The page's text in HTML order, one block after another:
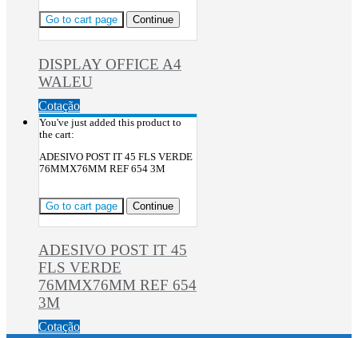
Go to cart page Continue
DISPLAY OFFICE A4
WALEU
Cotação
You've just added this product to
the cart:
ADESIVO POST IT 45 FLS VERDE
76MMX76MM REF 654 3M
Go to cart page Continue
ADESIVO POST IT 45
FLS VERDE
76MMX76MM REF 654
3M
Cotação